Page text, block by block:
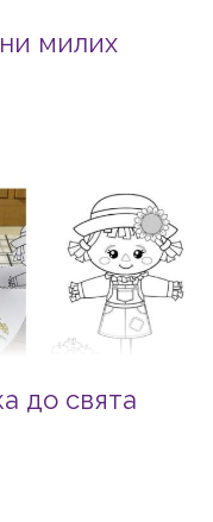
милих
до свята